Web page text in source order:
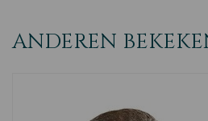
ANDEREN